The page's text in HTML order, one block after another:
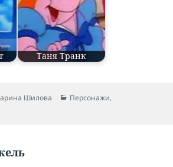
Таня Транк
Шилова Рубрики
Персонажи,